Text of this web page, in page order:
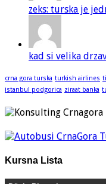
zeks: turska je
kad si velika
crna gora turska turkish airlines
istanbul podgorica ziraat banka
Kursna Lista